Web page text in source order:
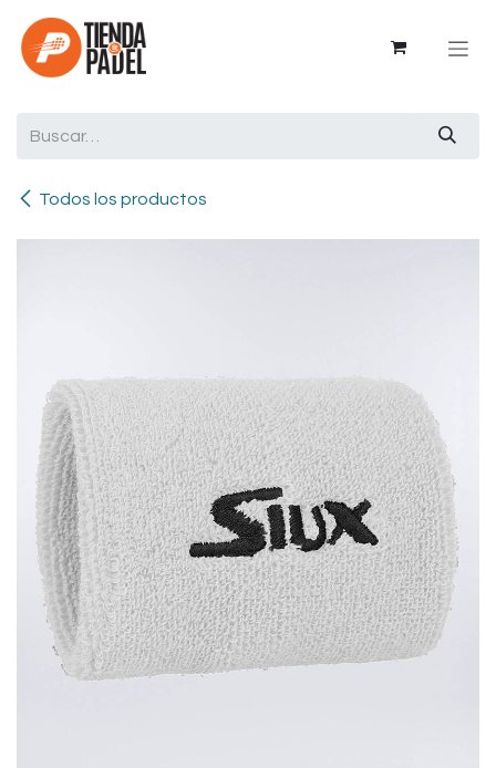
Ir al contenido
Todos los productos